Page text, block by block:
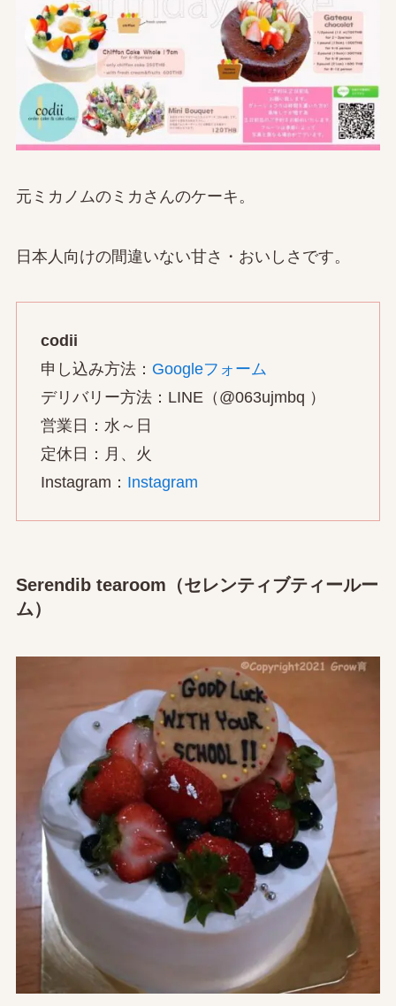
元ミカノムのミカさんのケーキ。
日本人向けの間違いない甘さ・おいしさです。
codii
申し込み方法： Googleフォーム
デリバリー方法：LINE（@063ujmbq ）
営業日：水～日
定休日：月、火
Instagram： Instagram
Serendib tearoom（セレンティブティールー
ム）